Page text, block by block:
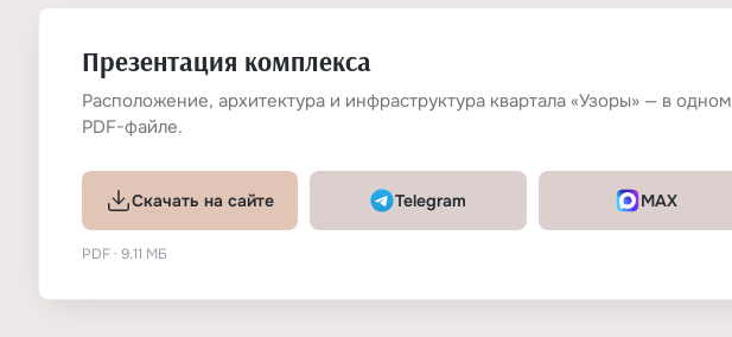
Презентация комплекса
Расположение, архитектура и инфраструктура квартала «Узоры» — в одном
PDF-файле.
Скачать на сайте Telegram MAX
PDF · 9.11 МБ